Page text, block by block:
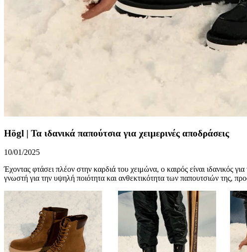
Högl | Τα ιδανικά παπούτσια για χειμερινές αποδράσεις
10/01/2025
Έχοντας φτάσει πλέον στην καρδιά του χειμώνα, ο καιρός είναι ιδανικός
γνωστή για την υψηλή ποιότητα και ανθεκτικότητα των παπουτσιών της,